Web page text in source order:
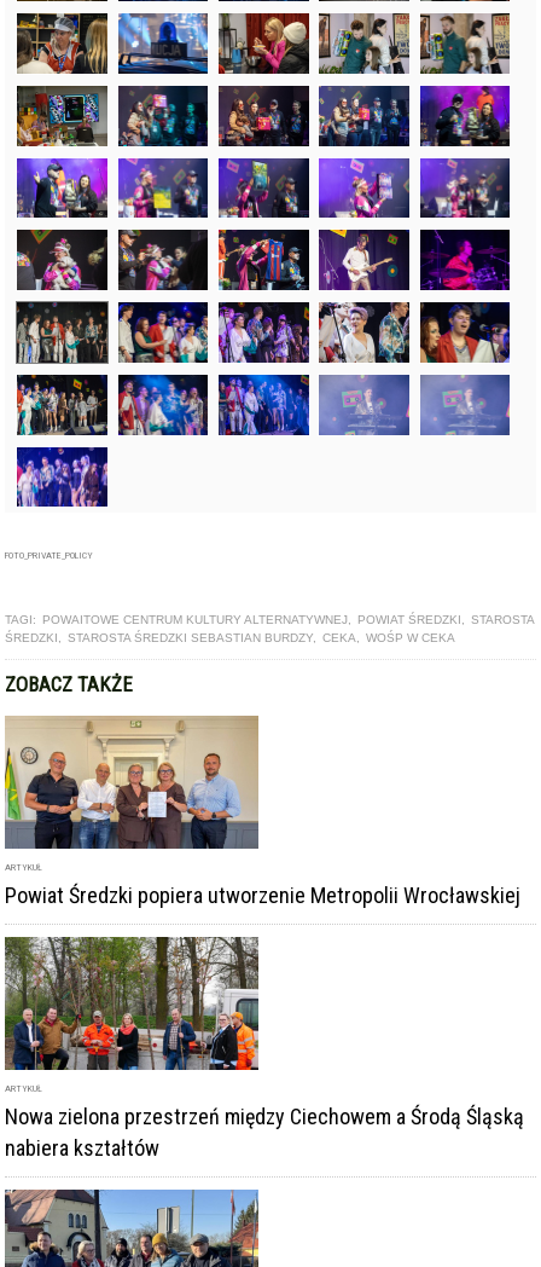
FOTO_PRIVATE_POLICY
TAGI: POWAITOWE CENTRUM KULTURY ALTERNATYWNEJ, POWIAT ŚREDZKI , STAROSTA
ŚREDZKI , STAROSTA ŚREDZKI SEBASTIAN BURDZY, CEKA, WOŚP W CEKA
ZOBACZ TAKŻE
ARTYKUŁ
Powiat Średzki popiera utworzenie Metropolii Wrocławskiej
ARTYKUŁ
Nowa zielona przestrzeń między Ciechowem a Środą Śląską
nabiera kształtów